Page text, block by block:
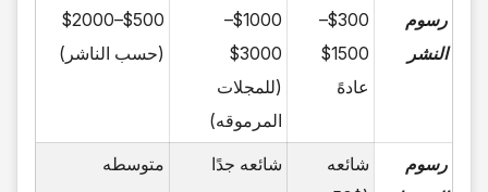
رسوم
النشر
$300–
$1500
عادهً
$1000–
$3000
(للمجلات
المرموقه)
$500–$2000
(حسب الناشر)
رسوم
شائعه
شائعه جدًا متوسطه